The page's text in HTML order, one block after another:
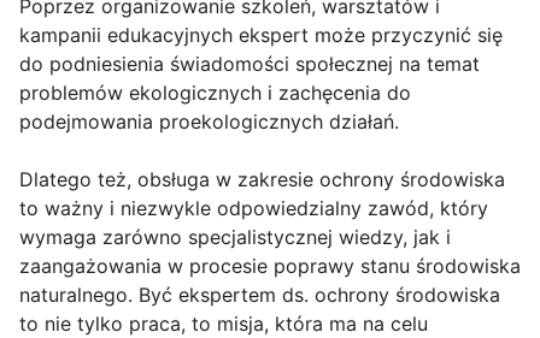
Poprzez organizowanie szkoleń, warsztatów i
kampanii edukacyjnych ekspert może przyczynić się
do podniesienia świadomości społecznej na temat
problemów ekologicznych i zachęcenia do
podejmowania proekologicznych działań.
Dlatego też, obsługa w zakresie ochrony środowiska
to ważny i niezwykle odpowiedzialny zawód, który
wymaga zarówno specjalistycznej wiedzy, jak i
zaangażowania w procesie poprawy stanu środowiska
naturalnego. Być ekspertem ds. ochrony środowiska
to nie tylko praca, to misja, która ma na celu